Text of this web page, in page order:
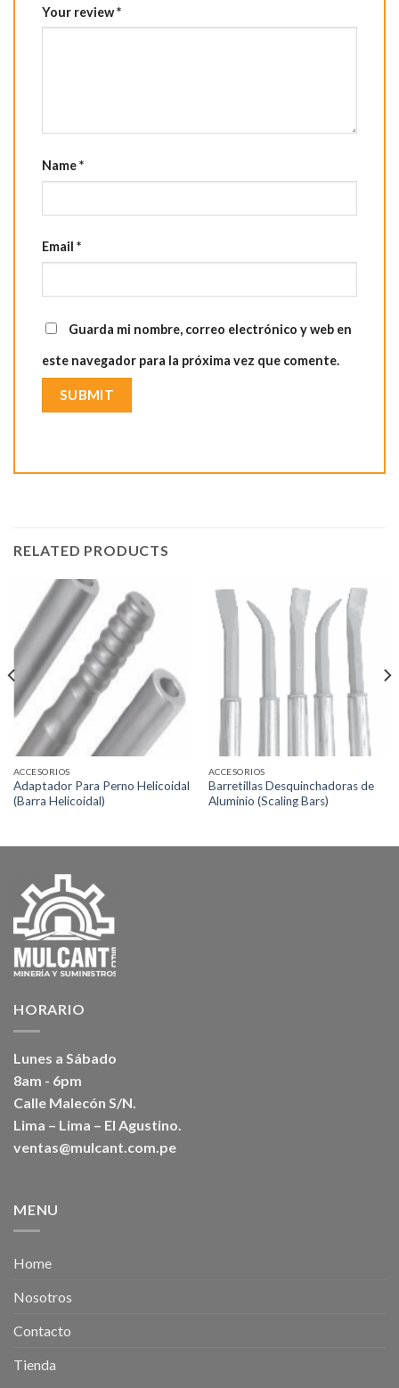
Your review*
Name*
Email *
Guarda mi nombre, correo electrónico y web en
este navegador para la próxima vez que comente.
RELATED PRODUCTS
ACCESORIOS
Adaptador Para Perno Helicoidal
(Barra Helicoidal)
ACCESORIOS
Barretillas Desquinchadoras de
Aluminio (Scaling Bars)
HORARIO
Lunes a Sábado
8am - 6pm
Calle Malecón S/N.
Lima – Lima – El Agustino.
ventas@mulcant.com.pe
MENU
Home
Nosotros
Contacto
Tienda